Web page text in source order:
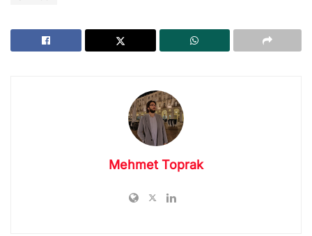
Mehmet Toprak